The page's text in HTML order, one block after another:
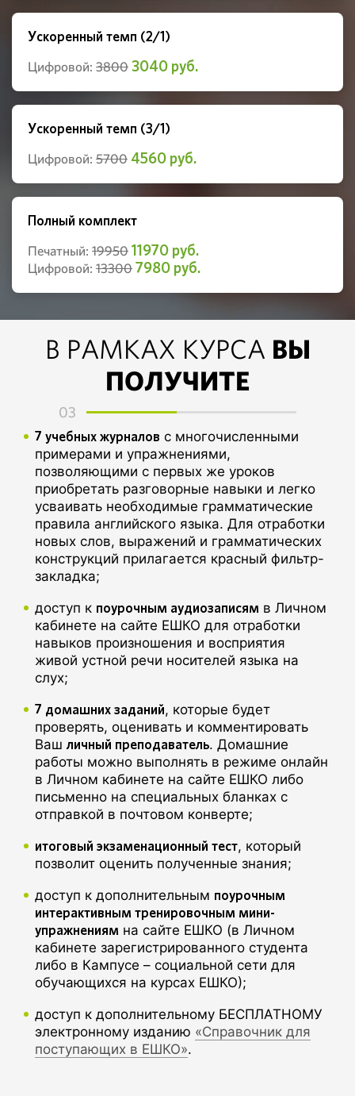
Ускоренный темп (2/1)
Цифровой: 38003040 руб.
Ускоренный темп (3/1)
Цифровой: 5700 4560 руб.
Полный комплект
Печатный: 1995011970 руб.
Цифровой: 133007980 руб.
В РАМКАХ КУРСА ВЫ
ПОЛУЧИТЕ
03
7 учебных журналов с многочисленными
примерами и упражнениями,
позволяющими с первых же уроков
приобретать разговорные навыки и легко
усваивать необходимые грамматические
правила английского языка. Для отработки
новых слов, выражений и грамматических
конструкций прилагается красный фильтр-
закладка;
доступ к поурочным аудиозаписям в Личном
кабинете на сайте ЕШКО для отработки
навыков произношения и восприятия
живой устной речи носителей языка на
слух;
7 домашних заданий, которые будет
проверять, оценивать и комментировать
Ваш личный преподаватель. Домашние
работы можно выполнять в режиме онлайн
в Личном кабинете на сайте ЕШКО либо
письменно на специальных бланках с
отправкой в почтовом конверте;
итоговый экзаменационный тест, который
позволит оценить полученные знания;
доступ к дополнительным поурочным
интерактивным тренировочным мини-
упражнениям на сайте ЕШКО (в Личном
кабинете зарегистрированного студента
либо в Кампусе – социальной сети для
обучающихся на курсах ЕШКО);
доступ к дополнительному БЕСПЛАТНОМУ
электронному изданию «Справочник для
поступающих в ЕШКО».